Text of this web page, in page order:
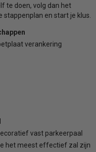
te doen, volg dan het
en start je klus.
verankering
vast parkeerpaal
het meest effectief zal zijn